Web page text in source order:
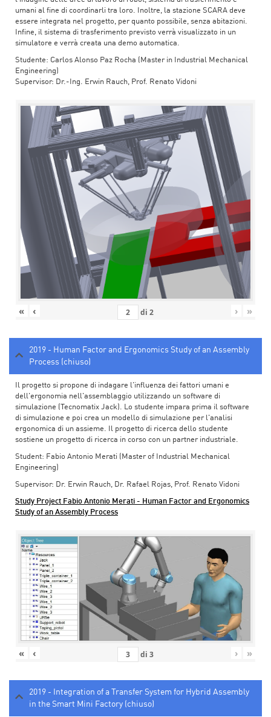
umani al fine di coordinarli tra loro. Inoltre, la stazione SCARA deve
essere integrata nel progetto, per quanto possibile, senza abitazioni.
Infine, il sistema di trasferimento previsto verrà visualizzato in un
simulatore e verrà creata una demo automatica.
Studente: Carlos Alonso Paz Rocha (Master in Industrial Mechanical
Engineering)
Supervisor: Dr.-Ing. Erwin Rauch, Prof. Renato Vidoni
« ‹ di 2 › »
2019 - Human Factor and Ergonomics Study of an Assembly
Process (chiuso)
Il progetto si propone di indagare l'influenza dei fattori umani e
dell'ergonomia nell'assemblaggio utilizzando un software di
simulazione (Tecnomatix Jack). Lo studente impara prima il software
di simulazione e poi crea un modello di simulazione per l'analisi
ergonomica di un assieme. Il progetto di ricerca dello studente
sostiene un progetto di ricerca in corso con un partner industriale.
Student: Fabio Antonio Merati (Master of Industrial Mechanical
Engineering)
Supervisor: Dr. Erwin Rauch, Dr. Rafael Rojas, Prof. Renato Vidoni
Study Project Fabio Antonio Merati - Human Factor and Ergonomics
Study of an Assembly Process
« ‹ di 3 › »
2019 - Integration of a Transfer System for Hybrid Assembly
in the Smart Mini Factory (chiuso)